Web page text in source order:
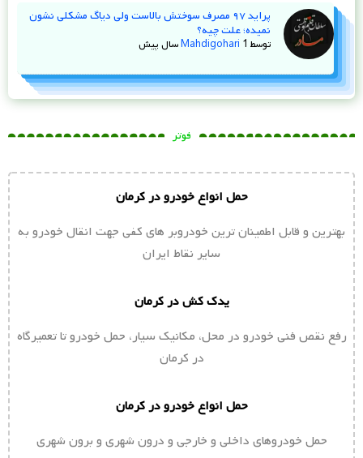
پراید ۹۷ مصرف سوختش بالاست ولی دیاگ مشکلی نشون
نمیده؛ علت چیه؟
توسط Mahdigohari 1 سال پیش
فوتر
حمل انواع خودرو در کرمان
بهترین و قابل اطمینان ترین خودروبر های کفی جهت انقال خودرو به
سایر نقاط ایران
یدک کش در کرمان
رفع نقص فنی خودرو در محل، مکانیک سیار، حمل خودرو تا تعمیرگاه
در کرمان
حمل انواع خودرو در کرمان
حمل خودروهای داخلی و خارجی و درون شهری و برون شهری